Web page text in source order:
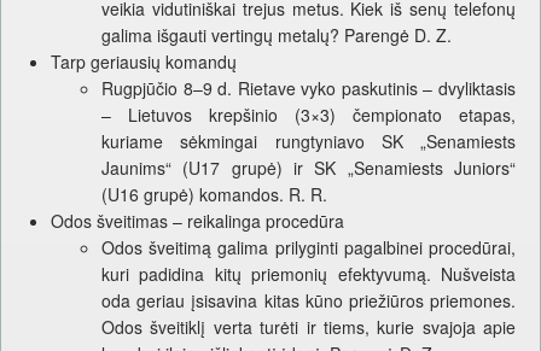
veikia vidutiniškai trejus metus. Kiek iš senų telefonų
galima išgauti vertingų metalų? Parengė D. Z.
Tarp geriausių komandų
Rugpjūčio 8–9 d. Rietave vyko paskutinis – dvyliktasis
– Lietuvos krepšinio (3×3) čempionato etapas,
kuriame sėkmingai rungtyniavo SK „Senamiests
Jaunims“ (U17 grupė) ir SK „Senamiests Juniors“
(U16 grupė) komandos. R. R.
Odos šveitimas – reikalinga procedūra
Odos šveitimą galima prilyginti pagalbinei procedūrai,
kuri padidina kitų priemonių efektyvumą. Nušveista
oda geriau įsisavina kitas kūno priežiūros priemones.
Odos šveitiklį verta turėti ir tiems, kurie svajoja apie